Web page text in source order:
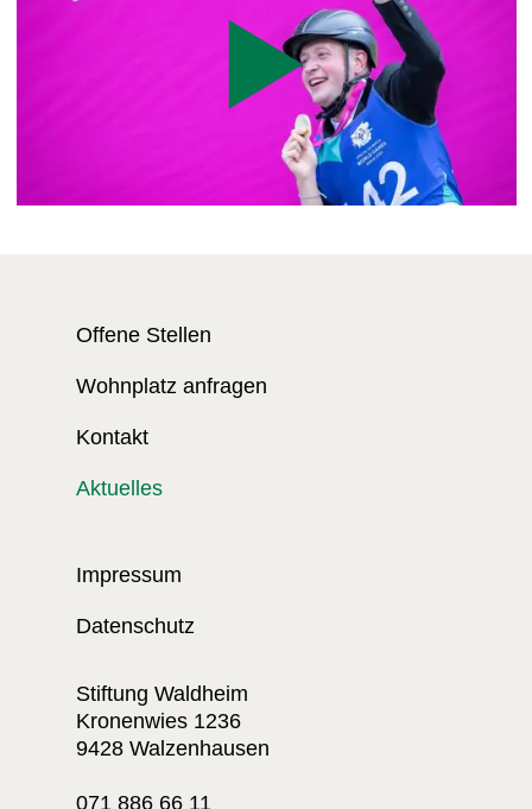
Play
Offene Stellen
Wohnplatz anfragen
Kontakt
Aktuelles
Impressum
Datenschutz
Stiftung Waldheim
Kronenwies 1236
9428 Walzenhausen
071 886 66 11